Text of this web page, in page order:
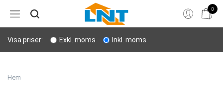
0
Hem
Bergborrning
Visa priser: Exkl. moms Inkl. moms
Hem